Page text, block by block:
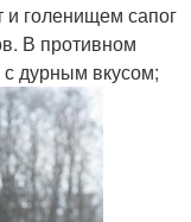
голенищем сапог
В противном
дурным вкусом;